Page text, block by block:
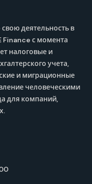
деятельность в
Finance с момента
налоговые и
учета,
и миграционные
человеческими
для компаний,